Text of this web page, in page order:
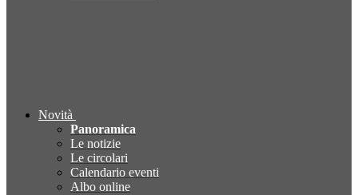
Novità
Panoramica
Le notizie
Le circolari
Calendario eventi
Albo online